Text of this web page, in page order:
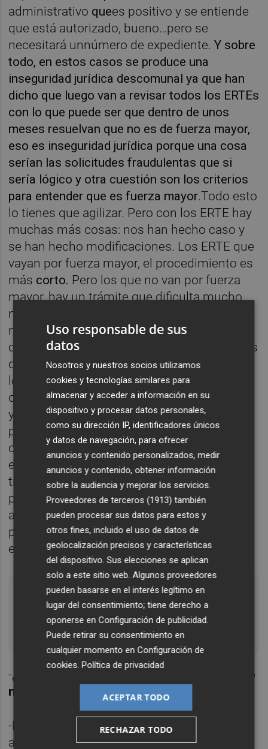
administrativo quees positivo y se entiende
que está autorizado, bueno…pero se
necesitará unnúmero de expediente.Y sobre
todo, en estos casos se produce una
inseguridad jurídica descomunal ya que han
dicho que luego van a revisar todos los ERTEs
con lo que puede ser que dentro de unos
meses resuelvan que no es de fuerza mayor,
eso es inseguridad jurídica porque una cosa
serían las solicitudes fraudulentas que si
sería lógico y otra cuestión son los criterios
para entender que es fuerza mayor.Todo esto
lo tienes que agilizar. Pero con los ERTE hay
muchas más cosas: nos han hecho caso y
se han hecho modificaciones. Los ERTE que
vayan por fuerza mayor, el procedimiento es
más corto. Pero los que no van por fuerza
mayor, hay un trámite que dificulta mucho
más la constitución de comisión
negociadora y de consultas. En esta
comisión, si la empresa tiene representantes
de personal, no habrá problema, pero si no
los tiene, esa comisión tiene que ponerse en
contacto con los sindicatos representativos
y eso puede dificultar un poco más el
proceso. Se podía haber hecho, con una
comisión con los trabajadores de la
empresa, elegidos por los mismos
trabajadores. En ese caso, se dificulta un
poco el procedimiento y se pueden perder
algunos días para terminar de hacer el
periodo de consultas y poder tramitar el
expediente.
"Bajo mi punto de vista, fuerza mayor es
casi todo. Había que preguntarse que no
es fuerza mayor"
-¿Qué supuestos están considerados como
no de fuerza mayor?
-Eso es lo que tiene que delimitar la
administración. Bajo mi punto de vista,
Uso responsable de sus
datos
Nosotros y nuestros socios utilizamos
cookies y tecnologías similares para
almacenar y acceder a información en su
dispositivo y procesar datos personales,
como su dirección IP, identificadores únicos
y datos de navegación, para ofrecer
anuncios y contenido personalizados, medir
anuncios y contenido, obtener información
sobre la audiencia y mejorar los servicios.
Proveedores de terceros (1913) también
pueden procesar sus datos para estos y
otros fines, incluido el uso de datos de
geolocalización precisos y características
del dispositivo. Sus elecciones se aplican
solo a este sitio web. Algunos proveedores
pueden basarse en el interés legítimo en
lugar del consentimiento; tiene derecho a
oponerse enConfiguración de publicidad.
Puede retirar su consentimiento en
cualquier momento enConfiguración de
cookies.Política de privacidad
ACEPTAR TODO
RECHAZAR TODO